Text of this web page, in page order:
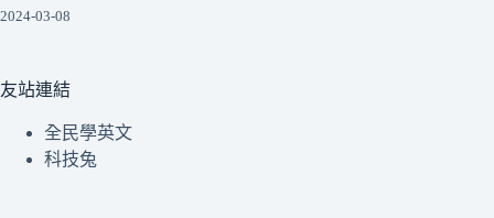
2024-03-08
友站連結
全民學英文
科技兔